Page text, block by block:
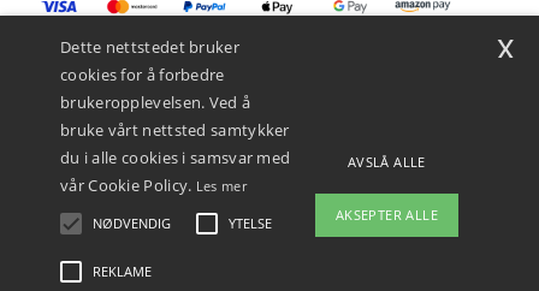
Juridiske merknader
Dette nettstedet bruker
cookies for å forbedre
brukeropplevelsen. Ved å
bruke vårt nettsted samtykker
du i alle cookies i samsvar med
vår Cookie Policy. Les mer
NØDVENDIG YTELSE
REKLAME
AVSLÅ ALLE
AKSEPTER ALLE
x